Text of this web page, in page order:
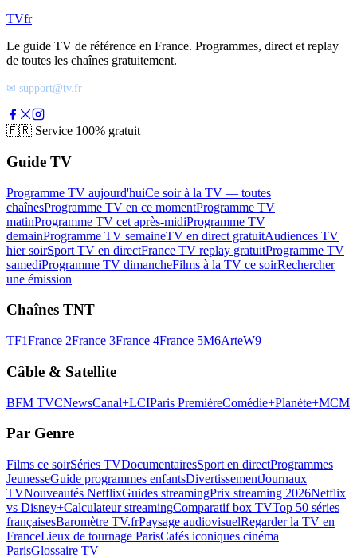
TVfr
Le guide TV de référence en France. Programmes, direct et replay
de toutes les chaînes gratuitement.
✉ support@tv.fr
🇫🇷 Service 100% gratuit
Guide TV
Programme TV aujourd'huiCe soir à la TV — toutes
chaînesProgramme TV en ce momentProgramme TV
matinProgramme TV cet après-midiProgramme TV
demainProgramme TV semaineTV en direct gratuitAudiences TV
hier soirSport TV en directFrance TV replay gratuitProgramme TV
samediProgramme TV dimancheFilms à la TV ce soirRechercher
une émission
Chaînes TNT
TF1France 2France 3France 4France 5M6ArteW9
Câble & Satellite
BFM TVCNewsCanal+LCIParis PremièreComédie+Planète+MCM
Par Genre
Films ce soirSéries TVDocumentairesSport en directProgrammes
JeunesseGuide programmes enfantsDivertissementJournaux
TVNouveautés NetflixGuides streamingPrix streaming 2026Netflix
vs Disney+Calculateur streamingComparatif box TVTop 50 séries
françaisesBaromètre TV.frPaysage audiovisuelRegarder la TV en
FranceLieux de tournage ParisCafés iconiques cinéma
ParisGlossaire TV